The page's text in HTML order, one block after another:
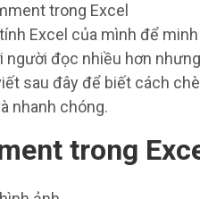
trong Excel
Excel của mình để
đọc nhiều hơn
sau đây để biết cách
nhanh chóng.
trong